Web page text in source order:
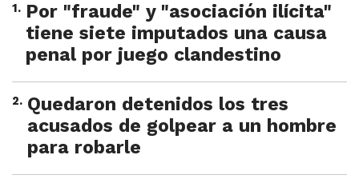
1. Por "fraude" y "asociación ilícita"
tiene siete imputados una causa
penal por juego clandestino
2. Quedaron detenidos los tres
acusados de golpear a un hombre
para robarle